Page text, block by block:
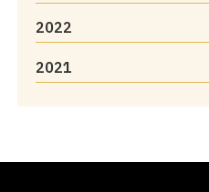
2022
2021